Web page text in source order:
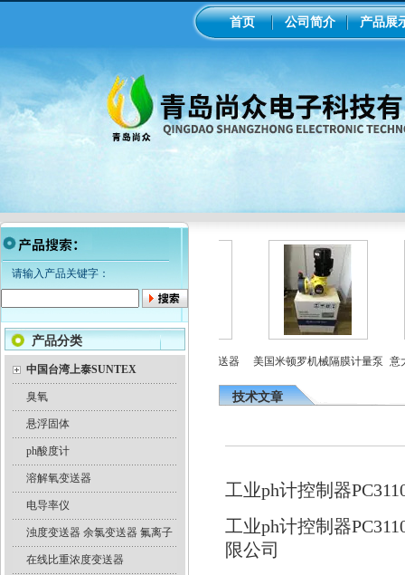
首页 公司简介 产品展
请输入产品关键字：
产品分类
中国台湾上泰SUNTEX
臭氧
悬浮固体
ph酸度计
溶解氧变送器
电导率仪
浊度变送器 余氯变送器 氟离子
在线比重浓度变送器
罗电磁隔膜泵加药
泵
工业在线ph/orp计变送器 美国米顿罗机械隔膜计量泵 意大
技术文章
工业ph计控制器
工业ph计控制器
限公司